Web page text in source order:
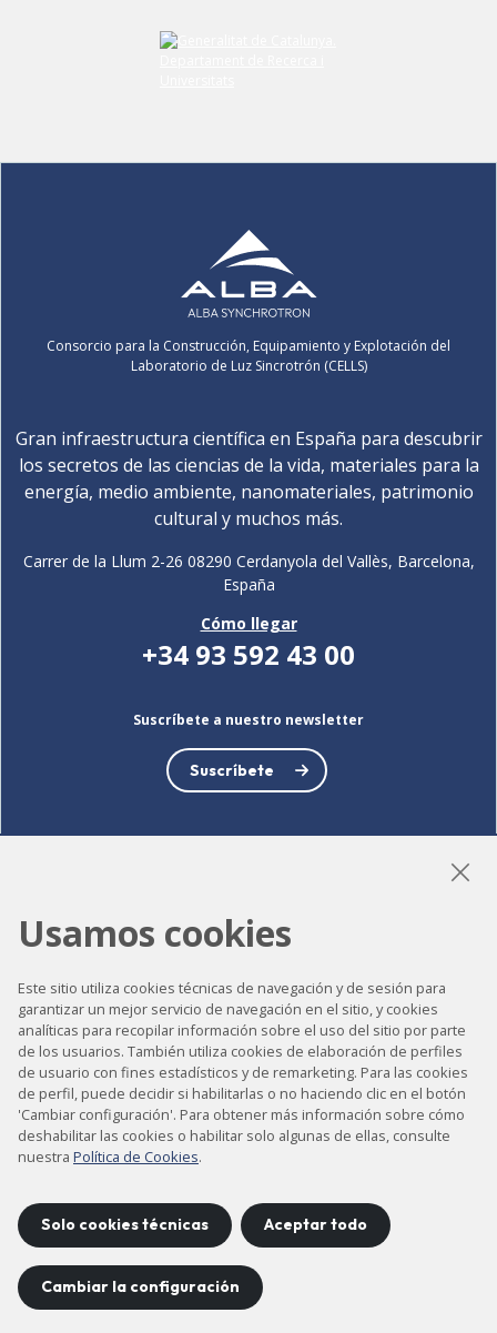
Consorcio para la Construcción, Equipamiento y Explotación del
Laboratorio de Luz Sincrotrón (CELLS)
Gran infraestructura científica en España para descubrir
los secretos de las ciencias de la vida, materiales para la
energía, medio ambiente, nanomateriales, patrimonio
cultural y muchos más.
Carrer de la Llum 2-26 08290 Cerdanyola del Vallès, Barcelona,
España
Cómo llegar
+34 93 592 43 00
Suscríbete a nuestro newsletter
Suscríbete
Accesibilidad
Contacto
Aviso legal
Política de privacidad
Política de cookies
© 2026CELLS
Usamos cookies
Este sitio utiliza cookies técnicas de navegación y de sesión para
garantizar un mejor servicio de navegación en el sitio, y cookies
analíticas para recopilar información sobre el uso del sitio por parte
de los usuarios. También utiliza cookies de elaboración de perfiles
de usuario con fines estadísticos y de remarketing. Para las cookies
de perfil, puede decidir si habilitarlas o no haciendo clic en el botón
'Cambiar configuración'. Para obtener más información sobre cómo
deshabilitar las cookies o habilitar solo algunas de ellas, consulte
nuestra Política de Cookies.
Solo cookies técnicas Aceptar todo
Cambiar la configuración